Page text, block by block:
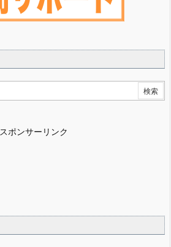
スポンサーリンク